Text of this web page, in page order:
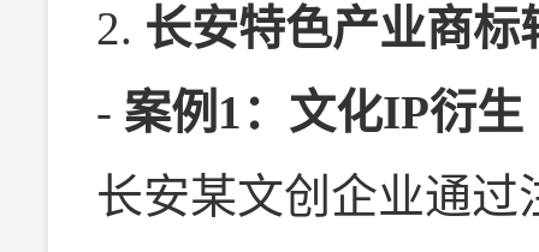
2. 长安特色产业商标
- 案例1：文化IP衍生
长安某文创企业通过